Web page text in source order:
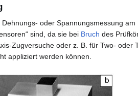
oder Spannungsmessung am
sind, da sie bei Bruch des
Zugversuche oder z. B. für Two- oder
appliziert werden können.